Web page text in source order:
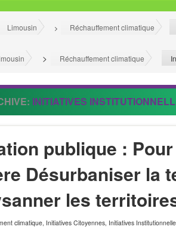
Limousin > Réchauffement climatique
> Réchauffement climatique
INITIATIVES
publique :
Désurbaniser la
les
climatique, Initiatives Citoyennes, Initiatives